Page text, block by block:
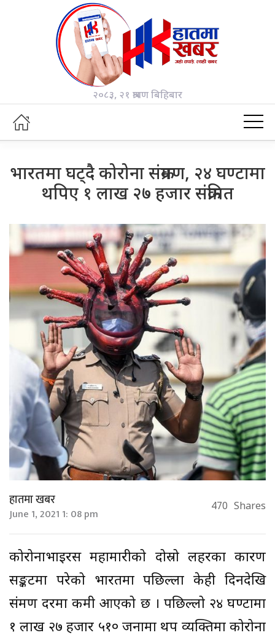
२०८३, २१ श्रावण बिहिबार
भारतमा घट्दै कोरोना संक्रमण, २४ घण्टामा
थपिए १ लाख २७ हजार संक्रमित
हातमा खबर
June 1, 2021 1: 08 pm 470 Shares
कोरोनाभाइरस महामारीको दोस्रो लहरका कारण
सङ्कटमा परेको भारतमा पछिल्ला केही दिनदेखि
संक्रमण दरमा कमी आएको छ । पछिल्लो २४ घण्टामा
१ लाख २७ हजार ५१० जनामा थप व्यक्तिमा कोरोना